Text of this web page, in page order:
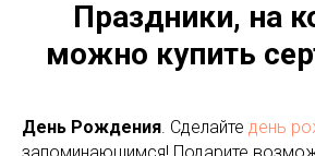
Праздники, на
можно купить
День Рождения. Сделайте день